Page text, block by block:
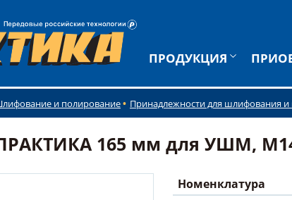
ПРОДУКЦИЯ
и полирование Принадлежности для шлифования
165 мм для УШМ, М14,
Номенклатура